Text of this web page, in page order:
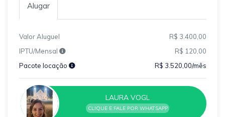
Alugar
Valor Aluguel
R$ 3.400,00
IPTU/Mensal
R$ 120,00
Pacote locação
R$ 3.520,00/mês
LAURA VOGL
CLIQUE E FALE POR WHATSAPP